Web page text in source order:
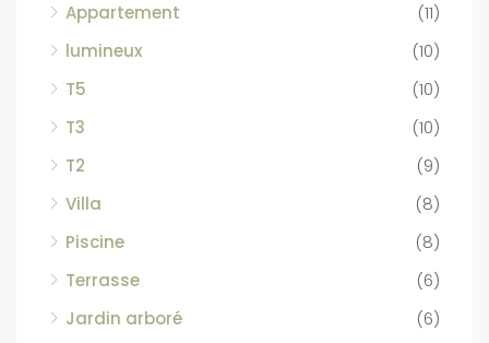
Appartement
(11)
lumineux
(10)
T5
(10)
T3
(10)
T2
(9)
Villa
(8)
Piscine
(8)
Terrasse
(6)
Jardin arboré
(6)